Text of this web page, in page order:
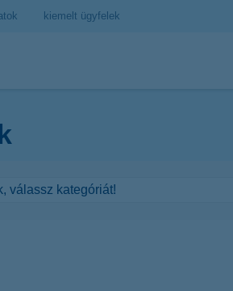
kiemelt ügyfelek